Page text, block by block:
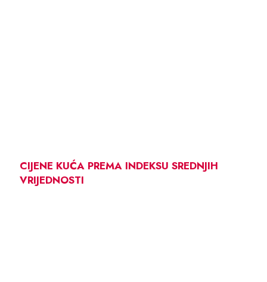
CIJENE KUĆA PREMA INDEKSU SREDNJIH
VRIJEDNOSTI